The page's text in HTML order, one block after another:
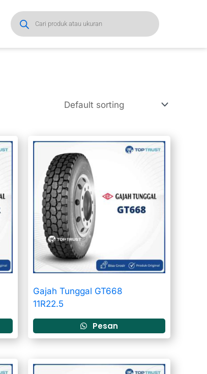
Products
search
Gajah Tunggal GT668
11R22.5
Pesan